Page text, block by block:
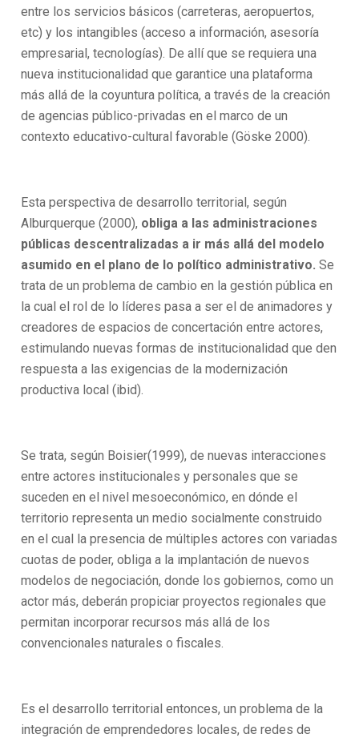
entre los servicios básicos (carreteras, aeropuertos,
etc) y los intangibles (acceso a información, asesoría
empresarial, tecnologías). De allí que se requiera una
nueva institucionalidad que garantice una plataforma
más allá de la coyuntura política, a través de la creación
de agencias público-privadas en el marco de un
contexto educativo-cultural favorable (Göske 2000).
Esta perspectiva de desarrollo territorial, según
Alburquerque (2000), obliga a las administraciones
públicas descentralizadas a ir más allá del modelo
asumido en el plano de lo político administrativo.Se
trata de un problema de cambio en la gestión pública en
la cual el rol de lo líderes pasa a ser el de animadores y
creadores de espacios de concertación entre actores,
estimulando nuevas formas de institucionalidad que den
respuesta a las exigencias de la modernización
productiva local (ibid).
Se trata, según Boisier(1999), de nuevas interacciones
entre actores institucionales y personales que se
suceden en el nivel mesoeconómico, en dónde el
territorio representa un medio socialmente construido
en el cual la presencia de múltiples actores con variadas
cuotas de poder, obliga a la implantación de nuevos
modelos de negociación, donde los gobiernos, como un
actor más, deberán propiciar proyectos regionales que
permitan incorporar recursos más allá de los
convencionales naturales o fiscales.
Es el desarrollo territorial entonces, un problema de la
integración de emprendedores locales, de redes de